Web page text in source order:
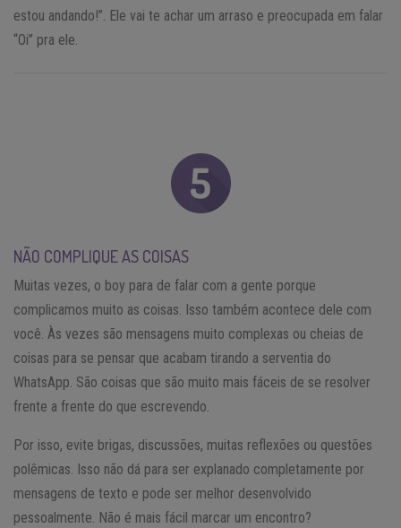
estou andando!”. Ele vai te achar um arraso e preocupada em falar
“Oi” pra ele.
NÃO COMPLIQUE AS COISAS
Muitas vezes, o boy para de falar com a gente porque
complicamos muito as coisas. Isso também acontece dele com
você. Às vezes são mensagens muito complexas ou cheias de
coisas para se pensar que acabam tirando a serventia do
WhatsApp. São coisas que são muito mais fáceis de se resolver
frente a frente do que escrevendo.
Por isso, evite brigas, discussões, muitas reflexões ou questões
polêmicas. Isso não dá para ser explanado completamente por
mensagens de texto e pode ser melhor desenvolvido
pessoalmente. Não é mais fácil marcar um encontro?